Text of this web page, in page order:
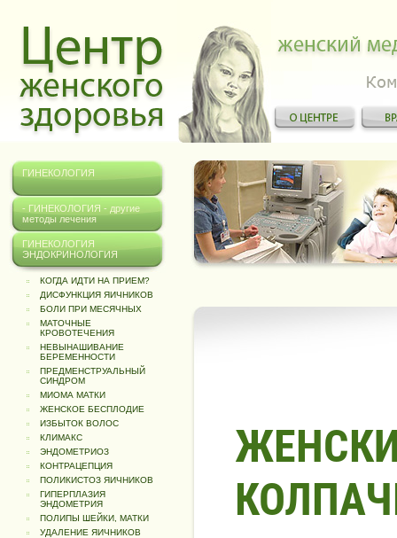
ГИНЕКОЛОГИЯ
- ГИНЕКОЛОГИЯ - другие
методы лечения
ГИНЕКОЛОГИЯ
ЭНДОКРИНОЛОГИЯ
КОГДА ИДТИ НА ПРИЕМ?
ДИСФУНКЦИЯ ЯИЧНИКОВ
БОЛИ ПРИ МЕСЯЧНЫХ
МАТОЧНЫЕ
КРОВОТЕЧЕНИЯ
НЕВЫНАШИВАНИЕ
БЕРЕМЕННОСТИ
ПРЕДМЕНСТРУАЛЬНЫЙ
СИНДРОМ
МИОМА МАТКИ
ЖЕНСКОЕ БЕСПЛОДИЕ
ИЗБЫТОК ВОЛОС
КЛИМАКС
ЭНДОМЕТРИОЗ
КОНТРАЦЕПЦИЯ
ПОЛИКИСТОЗ ЯИЧНИКОВ
ГИПЕРПЛАЗИЯ
ЭНДОМЕТРИЯ
ПОЛИПЫ ШЕЙКИ, МАТКИ
УДАЛЕНИЕ ЯИЧНИКОВ